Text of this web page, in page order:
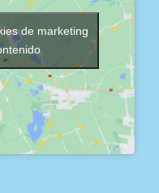
de marketing